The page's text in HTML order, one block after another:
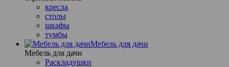
кресла
столы
шкафы
тумбы
Мебель для дачи
Мебель для дачи
Раскладушки